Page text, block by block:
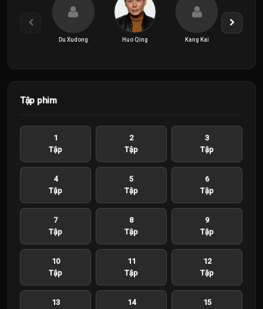
Du Xudong Huo Qing Kang Kai
Tập phim
1
Tập
2
Tập
3
Tập
4
Tập
5
Tập
6
Tập
7
Tập
8
Tập
9
Tập
10
Tập
11
Tập
12
Tập
13
14
15